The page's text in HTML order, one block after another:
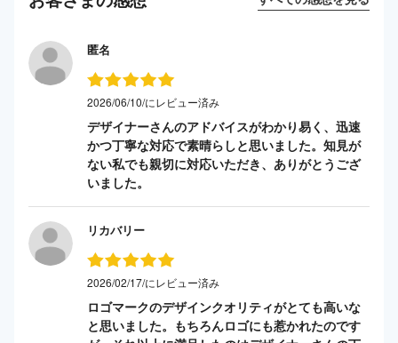
匿名
2026/06/10/にレビュー済み
デザイナーさんのアドバイスがわかり易く、迅速
かつ丁寧な対応で素晴らしと思いました。知見が
ない私でも親切に対応いただき、ありがとうござ
いました。
リカバリー
2026/02/17/にレビュー済み
ロゴマークのデザインクオリティがとても高いな
と思いました。もちろんロゴにも惹かれたのです